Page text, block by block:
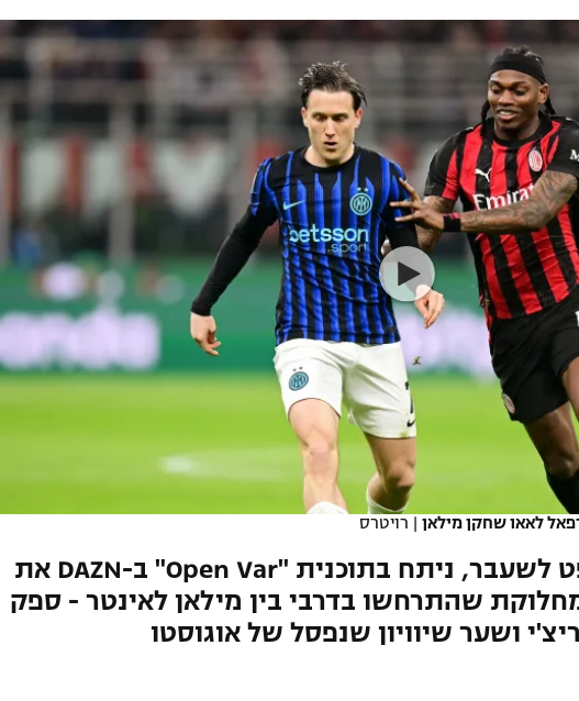
הפועל תל אביב
הפועל חיפה
הפועל באר שבע
מכבי נתניה
בני יהודה
ליגה סינית
ליגה ברזילאית
ליגות נוספות
לאאו שחקן מילאן | רויטרס
מאורו טונוליני, השופט לשעבר, ניתח בתוכנית "Open Var" ב-DAZN את
שהתרחשו בדרבי בין מילאן לאינטר - ספק
ושער שיוויון שנפסל של אוגוסטו